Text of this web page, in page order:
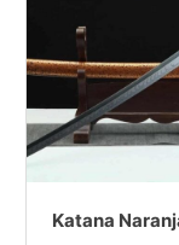
Katana